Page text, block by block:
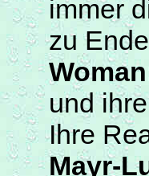
immer
zu
Woman
und
Ihre
Mayr-